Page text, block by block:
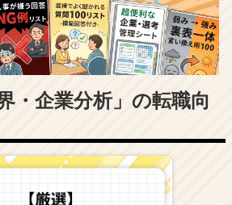
成
長
企
業
か
ら
ス
ウ
ト
・企業分析」の転職向